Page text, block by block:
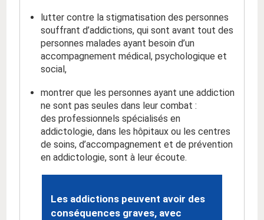
lutter contre la stigmatisation des personnes
souffrant d’addictions, qui sont avant tout des
personnes malades ayant besoin d’un
accompagnement médical, psychologique et
social,
montrer que les personnes ayant une addiction
ne sont pas seules dans leur combat :
des professionnels spécialisés en
addictologie, dans les hôpitaux ou les centres
de soins, d’accompagnement et de prévention
en addictologie, sont à leur écoute.
Les addictions peuvent avoir des
conséquences graves, avec